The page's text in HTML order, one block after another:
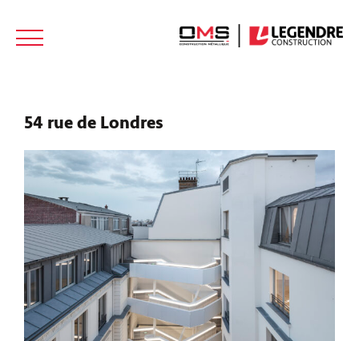
REJOINDRE
ACTUALITÉS CONTACT
54 rue de Londres